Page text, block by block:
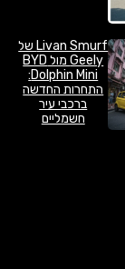
Livan Smurf של
Geely מול BYD
Dolphin Mini:
התחרות החדשה
ברכבי עיר
חשמליים